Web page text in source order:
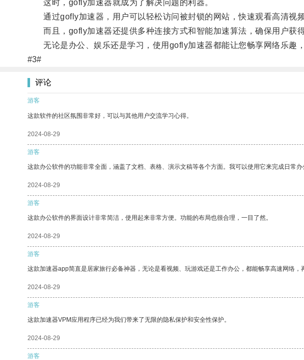
这时，gofly加速器就成为了解决问题的利器。
通过gofly加速器，用户可以轻松访问被封锁的网站，快速观看高清视频
而且，gofly加速器还提供多种连接方式和智能加速算法，确保用户获得
无论是办公、娱乐还是学习，使用gofly加速器都能让您畅享网络乐趣，
#3#
评论
游客
这款软件的社区氛围非常好，可以与其他用户交流学习心得。
2024-08-29
游客
这款办公软件的功能非常全面，涵盖了文档、表格、演示文稿等各个方面。我可以使用它来完成日常办
2024-08-29
游客
这款办公软件的界面设计非常简洁，使用起来非常方便。功能的布局也很合理，一目了然。
2024-08-29
游客
这款加速器app简直是居家旅行必备神器，无论是看视频、玩游戏还是工作办公，都能畅享高速网络
2024-08-29
游客
这款加速器VPM应用程序已经为我们带来了无限的隐私保护和安全性保护。
2024-08-29
游客